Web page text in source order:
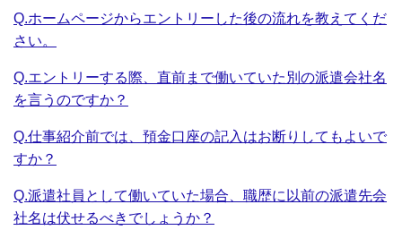
Q.ホームページからエントリーした後の流れを教えてくだ
さい。
Q.エントリーする際、直前まで働いていた別の派遣会社名
を言うのですか？
Q.仕事紹介前では、預金口座の記入はお断りしてもよいで
すか？
Q.派遣社員として働いていた場合、職歴に以前の派遣先会
社名は伏せるべきでしょうか？